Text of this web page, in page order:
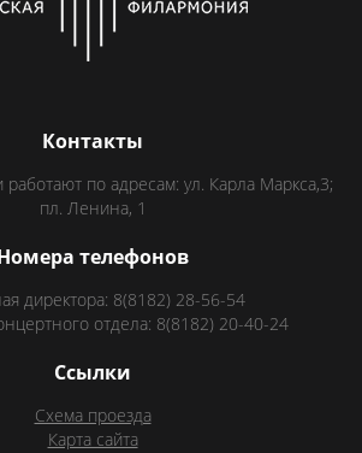
Контакты
по адресам: ул. Карла Маркса,3;
пл. Ленина, 1
телефонов
директора: 8(8182) 28-56-54
отдела: 8(8182) 20-40-24
Ссылки
Схема проезда
Карта сайта